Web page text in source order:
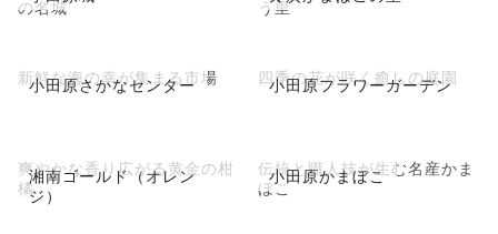
の名城 う里
小田原さかなセンター
新鮮な海の幸が集まる市場 小田原フラワーガーデン
四季の花が咲く癒しの庭園
湘南ゴールド（オレン
ジ）
爽やかな香り広がる黄金の柑
橘
小田原かまぼこ
伝統と職人技が生む名産かま
ぼこ